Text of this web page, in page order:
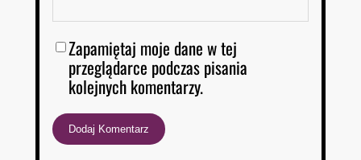
Zapamiętaj moje dane w tej
przeglądarce podczas pisania
kolejnych komentarzy.